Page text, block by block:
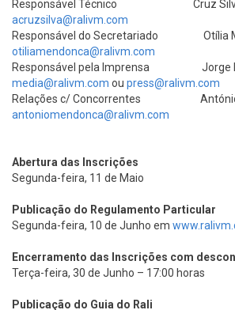
Responsável Técnico
acruzsilva@ralivm.com
Responsável do Secretariado Otília
otiliamendonca@ralivm.com
Responsável pela Imprensa
media@ralivm.com ou press@ralivm.com
Relações c/ Concorrentes António
antoniomendonca@ralivm.com
Abertura das Inscrições
Segunda-feira, 11 de Maio
Publicação do Regulamento Particular
Segunda-feira, 10 de Junho em
Encerramento das Inscrições com
Terça-feira, 30 de Junho – 17:00 horas
Publicação do Guia do Rali